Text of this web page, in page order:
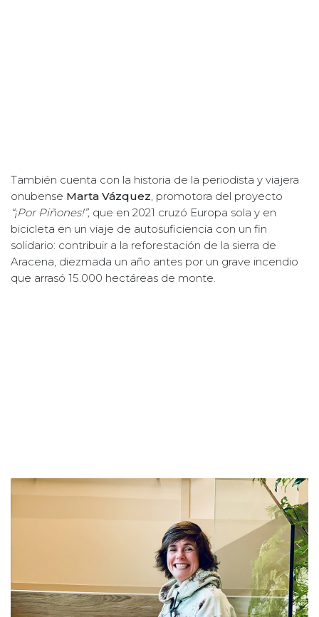
También cuenta con la historia de la periodista y viajera
onubense Marta Vázquez, promotora del proyecto
“¡Por Piñones!”, que en 2021 cruzó Europa sola y en
bicicleta en un viaje de autosuficiencia con un fin
solidario: contribuir a la reforestación de la sierra de
Aracena, diezmada un año antes por un grave incendio
que arrasó 15.000 hectáreas de monte.